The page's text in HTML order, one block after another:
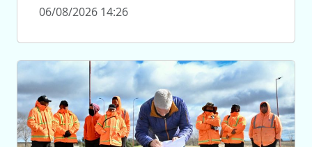
06/08/2026 14:26